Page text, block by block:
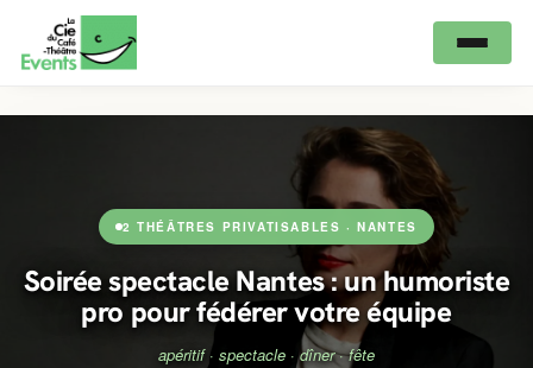
2 THÉÂTRES PRIVATISABLES · NANTES
Soirée spectacle Nantes : un humoriste
pro pour fédérer votre équipe
apéritif · spectacle · dîner · fête